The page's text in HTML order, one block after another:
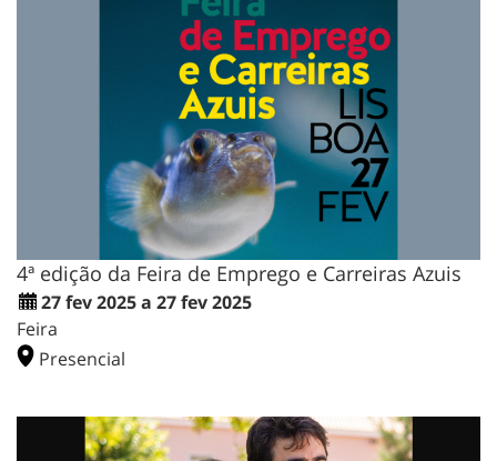
4ª edição da Feira de Emprego e Carreiras Azuis
27 fev 2025 a 27 fev 2025
Feira
Presencial